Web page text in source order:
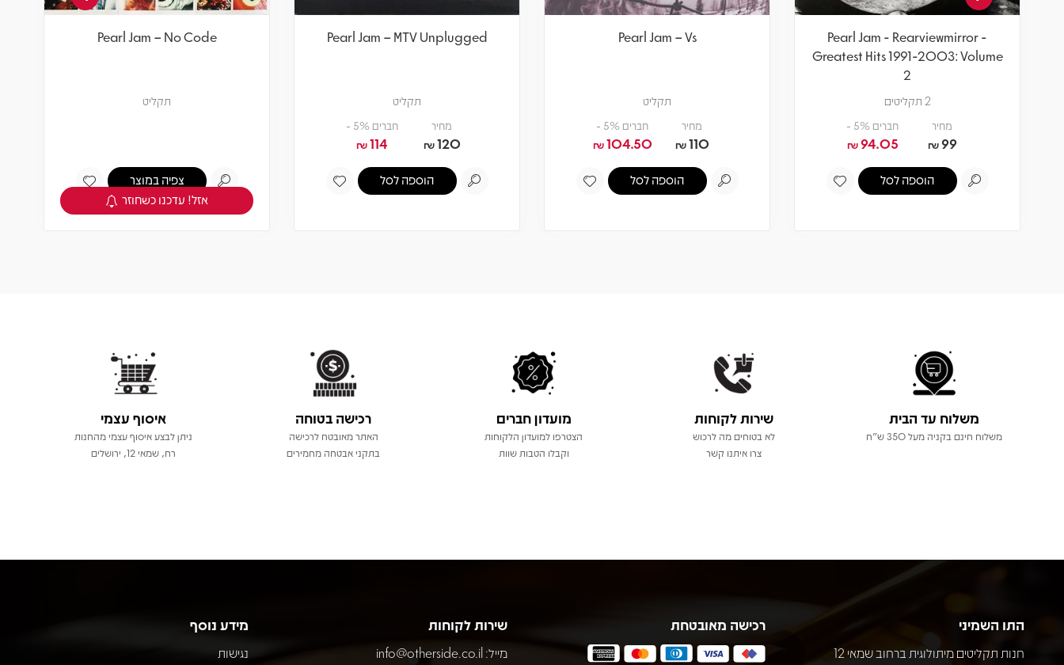
Pearl Jam - Rearviewmirror -
Greatest Hits 1991-2003: Volume
2
2 תקליטים
מחיר
99
₪
חברים 5% -
94.05
₪
הוספה לסל
Pearl Jam – Vs
תקליט
מחיר
110
₪
חברים 5% -
104.50
₪
הוספה לסל
Pearl Jam – MTV Unplugged
תקליט
מחיר
120
₪
חברים 5% -
114
₪
הוספה לסל
Pearl Jam – No Code
תקליט
צפיה במוצר
אזל! עדכנו כשחוזר
משלוח עד הבית
משלוח חינם בקניה מעל 350 ש"ח
שירות לקוחות
לא בטוחים מה לרכוש
צרו איתנו קשר
מועדון חברים
הצטרפו למועדון הלקוחות
וקבלו הטבות שוות
רכישה בטוחה
האתר מאובטח לרכישה
בתקני אבטחה מחמירים
איסוף עצמי
ניתן לבצע איסוף עצמי מהחנות
רח, שמאי 12, ירושלים
התו השמיני
חנות תקליטים מיתולוגית ברחוב שמאי 12
רכישה מאובטחת שירות לקוחות
מייל: info@otherside.co.il
מידע נוסף
נגישות